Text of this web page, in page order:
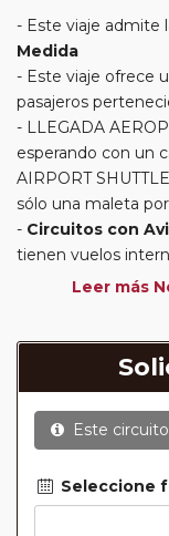
Este viaje admite
Medida
Este viaje ofrece
pasajeros
LLEGADA
esperando con un
AIRPORT
sólo una maleta
Circuitos con
tienen vuelos
poder emitir
reserva y emitido
o un nombre
billete emitido y la
billete. No nos
reserva nueva
plazas en los
Leer más
Este
Seleccione